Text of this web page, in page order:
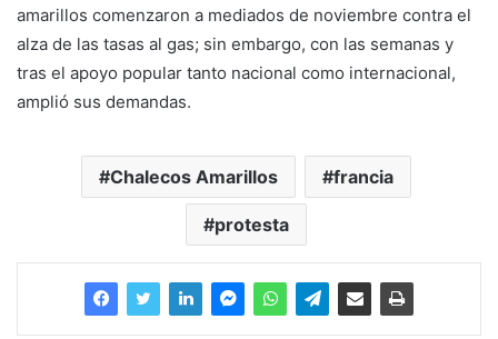
amarillos comenzaron a mediados de noviembre contra el
alza de las tasas al gas; sin embargo, con las semanas y
tras el apoyo popular tanto nacional como internacional,
amplió sus demandas.
Chalecos Amarillos francia
protesta